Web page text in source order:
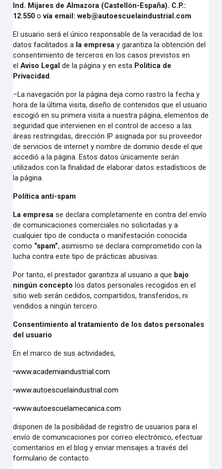
Ind. Mijares de Almazora (Castellón-España). C.P.:
12.550 ovía email:web@autoescuelaindustrial.com
El usuario será el único responsable de la veracidad de los
datos facilitados a la empresay garantiza la obtención del
consentimiento de terceros en los casos previstos en
elAviso Legalde la página y en esta Política de
Privacidad.
–La navegación por la página deja como rastro la fecha y
hora de la última visita, diseño de contenidos que el usuario
escogió en su primera visita a nuestra página, elementos de
seguridad que intervienen en el control de acceso a las
áreas restringidas, dirección IP asignada por su proveedor
de servicios de internet y nombre de dominio desde el que
accedió a la página. Estos datos únicamente serán
utilizados con la finalidad de elaborar datos estadísticos de
la página.
Política anti-spam
La empresase declara completamente en contra del envío
de comunicaciones comerciales no solicitadas y a
cualquier tipo de conducta o manifestación conocida
como “spam”, asimismo se declara comprometido con la
lucha contra este tipo de prácticas abusivas.
Por tanto, el prestador garantiza al usuario a que bajo
ningún conceptolos datos personales recogidos en el
sitio web serán cedidos, compartidos, transferidos, ni
vendidos a ningún tercero.
Consentimiento al tratamiento de los datos personales
del usuario
En el marco de sus actividades,
•www.academiaindustrial.com
•www.autoescuelaindustrial.com
•www.autoescuelamecanica.com
disponen de la posibilidad de registro de usuarios para el
envío de comunicaciones por correo electrónico, efectuar
comentarios en el blog y enviar mensajes a través del
formulario de contacto.